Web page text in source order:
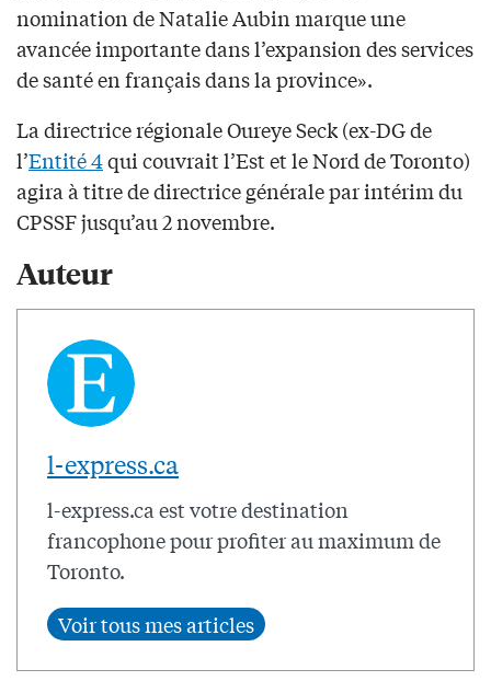
nomination de Natalie Aubin marque une
avancée importante dans l’expansion des services
de santé en français dans la province».
La directrice régionale Oureye Seck (ex-DG de
l’Entité 4qui couvrait l’Est et le Nord de Toronto)
agira à titre de directrice générale par intérim du
CPSSF jusqu’au 2 novembre.
Auteur
l-express.ca
l-express.ca est votre destination
francophone pour profiter au maximum de
Toronto.